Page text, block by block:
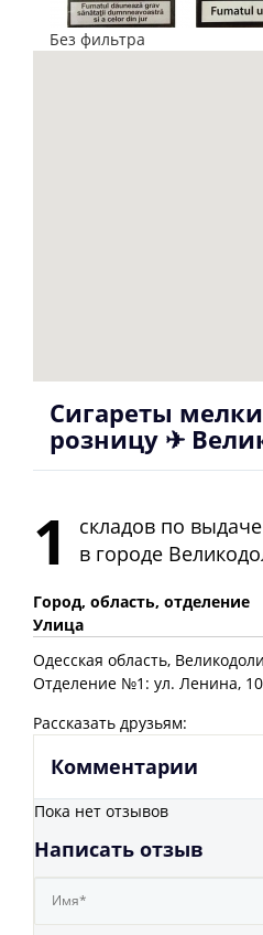
Без фильтра
Сигареты
розницу ✈
1
складов по
в городе
Город, область, отделение
Улица
Одесская область,
Отделение №1: ул. Ленина,
Рассказать друзьям:
Комментарии
Пока нет отзывов
Написать отзыв